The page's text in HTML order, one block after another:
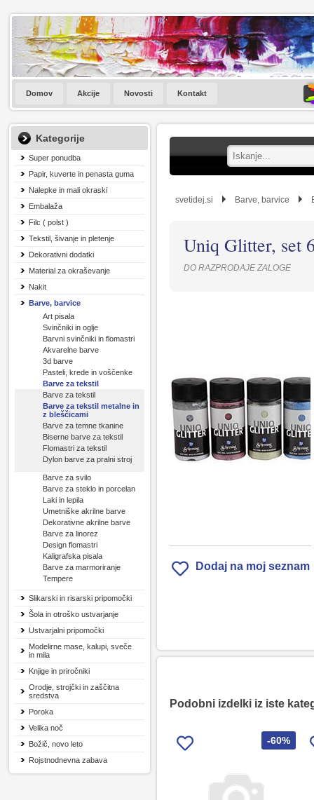
Domov Akcije Novosti Kontakt
Kategorije
Super ponudba
Papir, kuverte in penasta guma
Nalepke in mali okraski
Embalaža
Filc ( polst )
Tekstil, šivanje in pletenje
Dekorativni dodatki
Material za okraševanje
Nakit
Barve, barvice
Art pisala
Svinčniki in oglje
Barvni svinčniki in flomastri
Akvarelne barve
3d barve
Pasteli, krede in voščenke
Barve za tekstil
Barve za tekstil
Barve za tekstil metalne in
z bleščicami
Barve za temne tkanine
Biserne barve za tekstil
Flomastri za tekstil
Dylon barve za pralni stroj
Barve za svilo
Barve za steklo in porcelan
Laki in lepila
Umetniške akrilne barve
Dekorativne akrilne barve
Barve za linorez
Design flomastri
Kaligrafska pisala
Barve za marmoriranje
Tempere
Slikarski in risarski pripomočki
Šola in otroško ustvarjanje
Ustvarjalni pripomočki
Modelirne mase, kalupi, sveče
in mila
Knjige in priročniki
Orodje, strojčki in zaščitna
sredstva
Poroka
Velika noč
Božič, novo leto
Rojstnodnevna zabava
svetidej.si Barve, barvice
Uniq Glitter, set
DO RAZPRODAJE ZALOGE
Dodaj na moj seznam
Podobni izdelki iz iste
-60%